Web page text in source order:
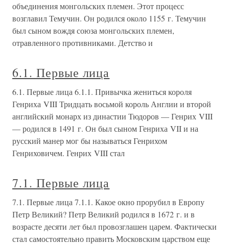
объединения монгольских племен. Этот процесс
возглавил Темучин. Он родился около 1155 г. Темучин
был сыном вождя союза монгольских племен,
отравленного противниками. Детство и
6.1. Первые лица
6.1. Первые лица 6.1.1. Привычка жениться короля
Генриха VIII Тридцать восьмой король Англии и второй
английский монарх из династии Тюдоров — Генрих VIII
— родился в 1491 г. Он был сыном Генриха VII и на
русский манер мог бы называться Генрихом
Генриховичем. Генрих VIII стал
7.1. Первые лица
7.1. Первые лица 7.1.1. Какое окно прорубил в Европу
Петр Великий? Петр Великий родился в 1672 г. и в
возрасте десяти лет был провозглашен царем. Фактически
стал самостоятельно править Московским царством еще